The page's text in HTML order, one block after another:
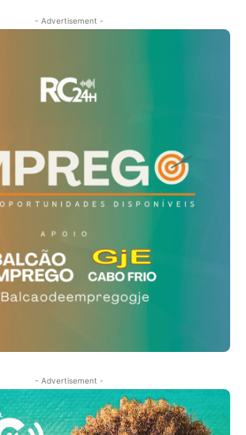
- Advertisement -
- Advertisement -